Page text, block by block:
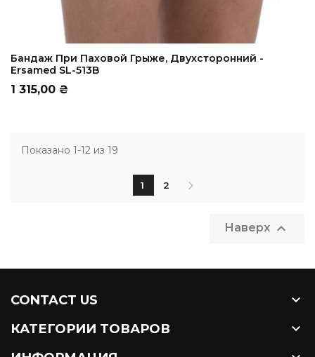
ADD TO CART
Бандаж При Паховой Грыже, Двухсторонний -
Ersamed SL-513B
Цена
1 315,00 ₴
Показано 1-12 из 19
1 2
Наверх 
CONTACT US 
КАТЕГОРИИ ТОВАРОВ 